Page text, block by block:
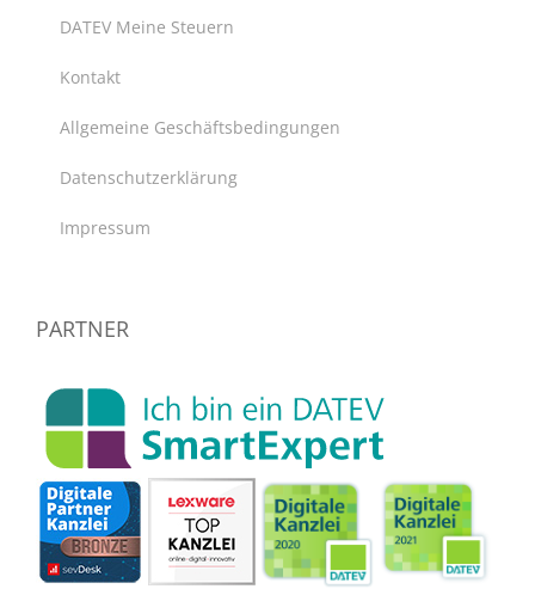
DATEV Meine Steuern
Kontakt
Allgemeine Geschäftsbedingungen
Datenschutzerklärung
Impressum
PARTNER